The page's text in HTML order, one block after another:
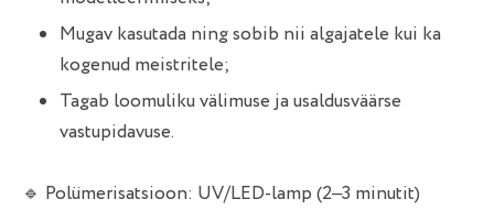
Mugav kasutada ning sobib nii algajatele kui ka
kogenud meistritele;
Tagab loomuliku välimuse ja usaldusväärse
vastupidavuse.
🔹 Polümerisatsioon: UV/LED-lamp (2–3 minutit)